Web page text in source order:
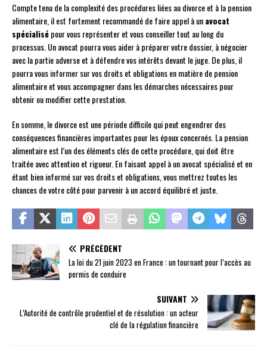
Compte tenu de la complexité des procédures liées au divorce et à la pension
alimentaire, il est fortement recommandé de faire appel à unavocat
spécialisépour vous représenter et vous conseiller tout au long du
processus. Un avocat pourra vous aider à préparer votre dossier, à négocier
avec la partie adverse et à défendre vos intérêts devant le juge. De plus, il
pourra vous informer sur vos droits et obligations en matière de pension
alimentaire et vous accompagner dans les démarches nécessaires pour
obtenir ou modifier cette prestation.
En somme, le divorce est une période difficile qui peut engendrer des
conséquences financières importantes pour les époux concernés. La pension
alimentaire est l’un des éléments clés de cette procédure, qui doit être
traitée avec attention et rigueur. En faisant appel à un avocat spécialisé et en
étant bien informé sur vos droits et obligations, vous mettrez toutes les
chances de votre côté pour parvenir à un accord équilibré et juste.
PRÉCÉDENT
La loi du 21 juin 2023 en France : un tournant pour l’accès au
permis de conduire
SUIVANT
L’Autorité de contrôle prudentiel et de résolution : un acteur
clé de la régulation financière